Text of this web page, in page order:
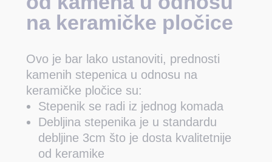
na keramičke pločice
Ovo je bar lako ustanoviti, prednosti
kamenih stepenica u odnosu na
keramičke pločice su:
Stepenik se radi iz jednog komada
Debljina stepenika je u standardu
debljine 3cm što je dosta kvalitetnije
od keramike